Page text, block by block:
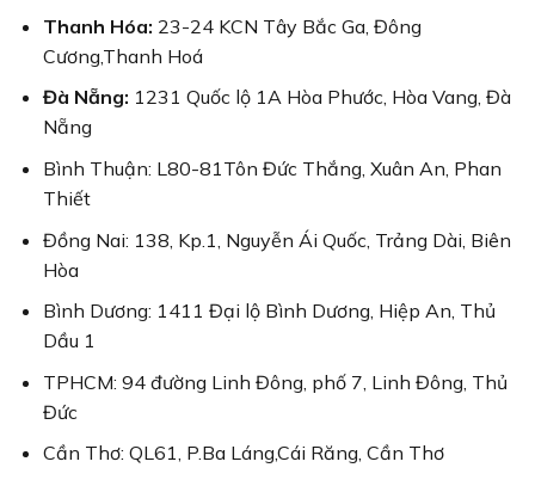
Thanh Hóa: 23-24 KCN Tây Bắc Ga, Đông
Cương,Thanh Hoá
Đà Nẵng: 1231 Quốc lộ 1A Hòa Phước, Hòa Vang, Đà
Nẵng
Bình Thuận: L80-81Tôn Đức Thắng, Xuân An, Phan
Thiết
Đồng Nai: 138, Kp.1, Nguyễn Ái Quốc, Trảng Dài, Biên
Hòa
Bình Dương: 1411 Đại lộ Bình Dương, Hiệp An, Thủ
Dầu 1
TPHCM: 94 đường Linh Đông, phố 7, Linh Đông, Thủ
Đức
Cần Thơ: QL61, P.Ba Láng,Cái Răng, Cần Thơ